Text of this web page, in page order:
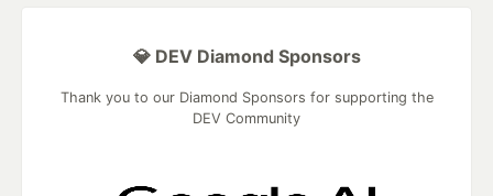
💎 DEV Diamond Sponsors
Thank you to our Diamond Sponsors for supporting the
DEV Community